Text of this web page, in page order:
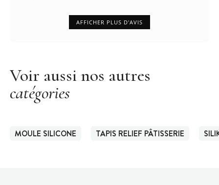
AFFICHER PLUS D'AVIS
Voir aussi nos autres
catégories
MOULE SILICONE TAPIS RELIEF PÂTISSERIE